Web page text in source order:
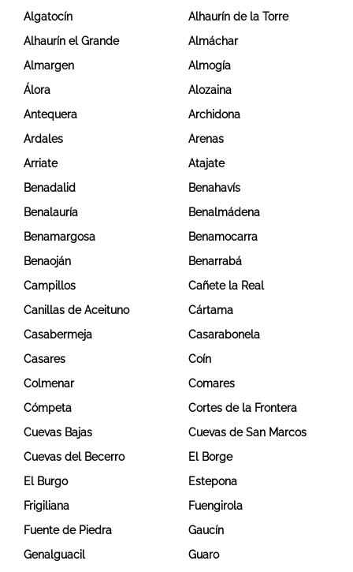
Algatocín
Alhaurín de la Torre
Alhaurín el Grande
Almáchar
Almargen
Almogía
Álora
Alozaina
Antequera
Archidona
Ardales
Arenas
Arriate
Atajate
Benadalid
Benahavís
Benalauría
Benalmádena
Benamargosa
Benamocarra
Benaoján
Benarrabá
Campillos
Cañete la Real
Canillas de Aceituno
Cártama
Casabermeja
Casarabonela
Casares
Coín
Colmenar
Comares
Cómpeta
Cortes de la Frontera
Cuevas Bajas
Cuevas de San Marcos
Cuevas del Becerro
El Borge
El Burgo
Estepona
Frigiliana
Fuengirola
Fuente de Piedra
Gaucín
Genalguacil
Guaro